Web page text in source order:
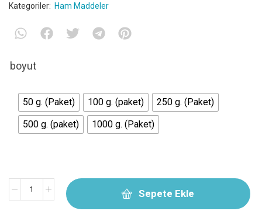
Kategoriler: Ham Maddeler
boyut
50 g. (Paket) 100 g. (paket)
250 g. (Paket)
500 g. (paket)
1000 g. (Paket)
Sepete Ekle